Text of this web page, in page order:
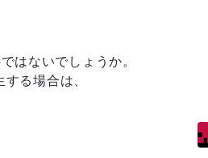
はないでしょうか。
る場合は、